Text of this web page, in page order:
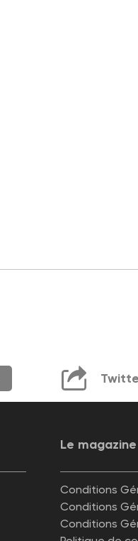
Le magazine
Conditions
Conditions
Conditions